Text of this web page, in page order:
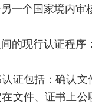
一个国家境内审
现行认证程序：
包括：确认文
文件、证书上公